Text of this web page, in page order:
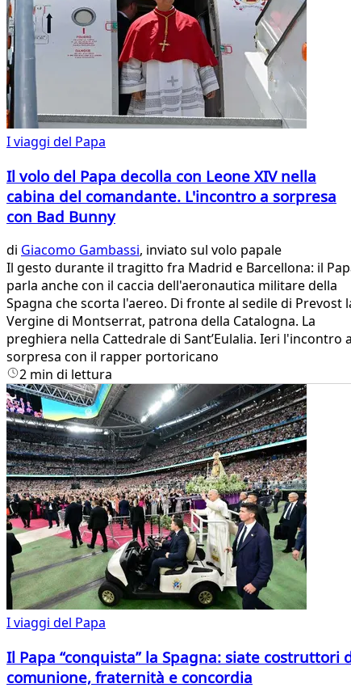
I viaggi del Papa
Il volo del Papa decolla con Leone XIV nella
cabina del comandante. L'incontro a sorpresa
con Bad Bunny
di Giacomo Gambassi, inviato sul volo papale
Il gesto durante il tragitto fra Madrid e Barcellona: il
parla anche con il caccia dell'aeronautica militare della
Spagna che scorta l'aereo. Di fronte al sedile di Prevost
Vergine di Montserrat, patrona della Catalogna. La
preghiera nella Cattedrale di Sant’Eulalia. Ieri l'incontro a
sorpresa con il rapper portoricano
2 min di lettura
I viaggi del Papa
Il Papa “conquista” la Spagna: siate costruttori
comunione, fraternità e concordia